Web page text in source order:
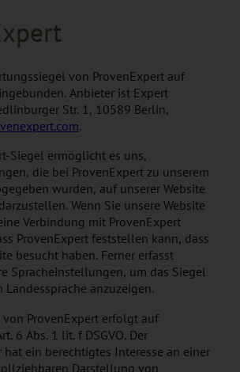
von ProvenExpert auf
Anbieter ist Expert
Str. 1, 10589 Berlin,
.
Siegel ermöglicht es uns,
die bei ProvenExpert zu unserem
wurden, auf unserer Website
Wenn Sie unsere Website
Verbindung mit ProvenExpert
ProvenExpert feststellen kann, dass
besucht haben. Ferner erfasst
Spracheinstellungen, um das Siegel
anzuzeigen.
von ProvenExpert erfolgt auf
6 Abs. 1 lit. f DSGVO. Der
hat ein berechtigtes Interesse an einer
Darstellung von